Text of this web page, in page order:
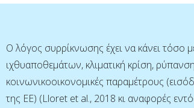
Ο λόγος συρρίκνωσης έχει να κάνει τόσο
ιχθυαποθεμάτων, κλιματική κρίση,
κοινωνικοοικονομικές παραμέτρους
της ΕΕ) (Lloret et al., 2018 κι αναφορές